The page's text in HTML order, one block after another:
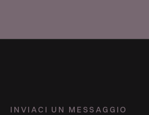
INVIACI UN MESSAGGIO